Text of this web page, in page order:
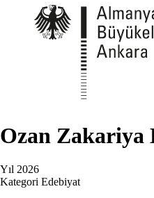
Ozan Zakariya
Yıl 2026
Kategori Edebiyat